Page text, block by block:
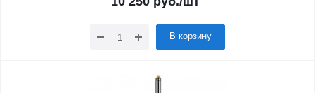
В корзину